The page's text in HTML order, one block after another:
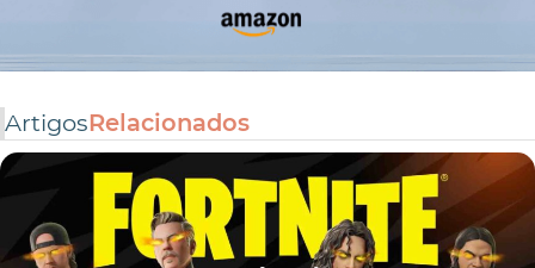
ArtigosRelacionados